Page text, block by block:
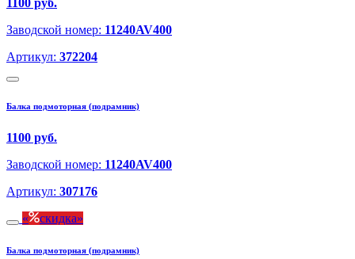
1100 руб.
Заводской номер: 11240AV400
Артикул: 372204
Балка подмоторная (подрамник)
1100 руб.
Заводской номер: 11240AV400
Артикул: 307176
скидка
Балка подмоторная (подрамник)